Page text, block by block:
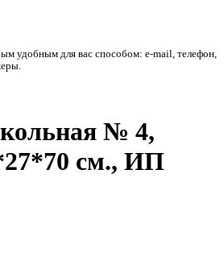
удобным для вас способом: e-mail, телефон,
№ 4,
см., ИП